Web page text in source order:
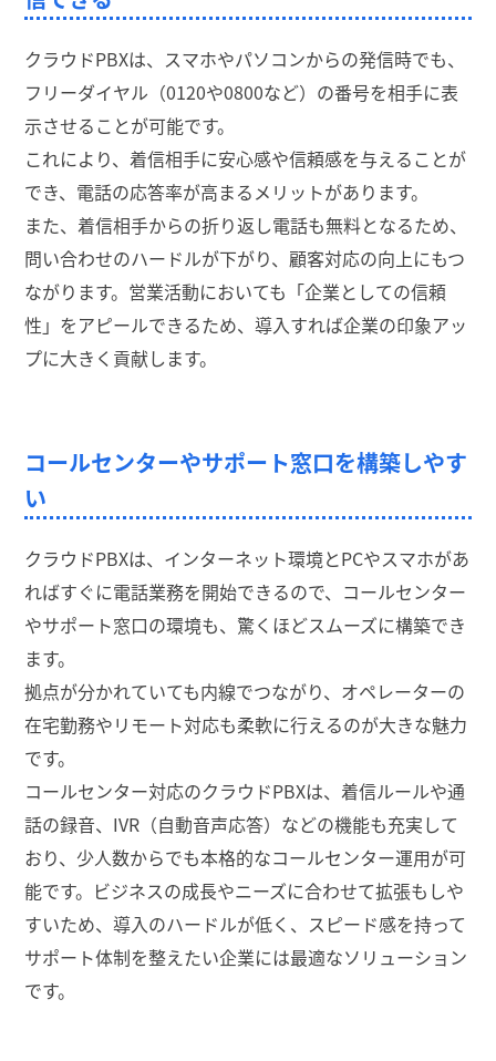
クラウドPBXは、スマホやパソコンからの発信時でも、
フリーダイヤル（0120や0800など）の番号を相手に表
示させることが可能です。
これにより、着信相手に安心感や信頼感を与えることが
でき、電話の応答率が高まるメリットがあります。
また、着信相手からの折り返し電話も無料となるため、
問い合わせのハードルが下がり、顧客対応の向上にもつ
ながります。営業活動においても「企業としての信頼
性」をアピールできるため、導入すれば企業の印象アッ
プに大きく貢献します。
コールセンターやサポート窓口を構築しやす
い
クラウドPBXは、インターネット環境とPCやスマホがあ
ればすぐに電話業務を開始できるので、コールセンター
やサポート窓口の環境も、驚くほどスムーズに構築でき
ます。
拠点が分かれていても内線でつながり、オペレーターの
在宅勤務やリモート対応も柔軟に行えるのが大きな魅力
です。
コールセンター対応のクラウドPBXは、着信ルールや通
話の録音、IVR（自動音声応答）などの機能も充実して
おり、少人数からでも本格的なコールセンター運用が可
能です。ビジネスの成長やニーズに合わせて拡張もしや
すいため、導入のハードルが低く、スピード感を持って
サポート体制を整えたい企業には最適なソリューション
です。